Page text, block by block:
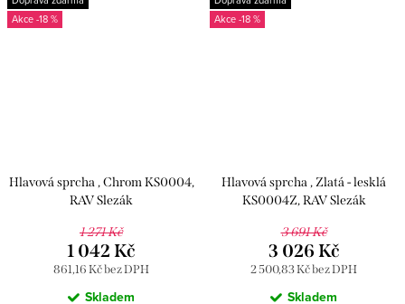
-18 %
Hlavová sprcha , Chrom KS0004,
RAV Slezák
1 271 Kč
861,16 Kč bez DPH
1 042 Kč
Skladem
-18 %
Hlavová sprcha , Zlatá - lesklá
KS0004Z, RAV Slezák
3 691 Kč
2 500,83 Kč bez DPH
3 026 Kč
Skladem